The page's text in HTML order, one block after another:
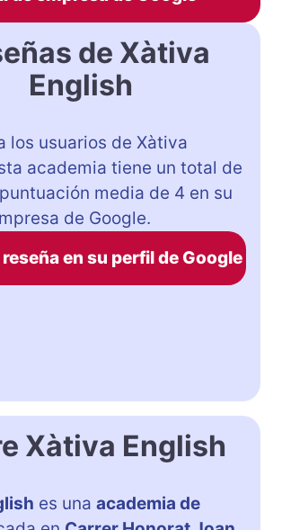
de Xàtiva
English
los usuarios de Xàtiva
academia tiene un total de
media de 4 en su
de Google.
en su perfil de Google
Xàtiva English
es una academia de